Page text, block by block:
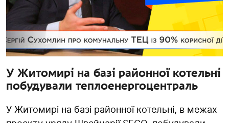
У Житомирі на базі районної котельні
побудували теплоенергоцентраль
У Житомирі на базі районної котельні, в межах